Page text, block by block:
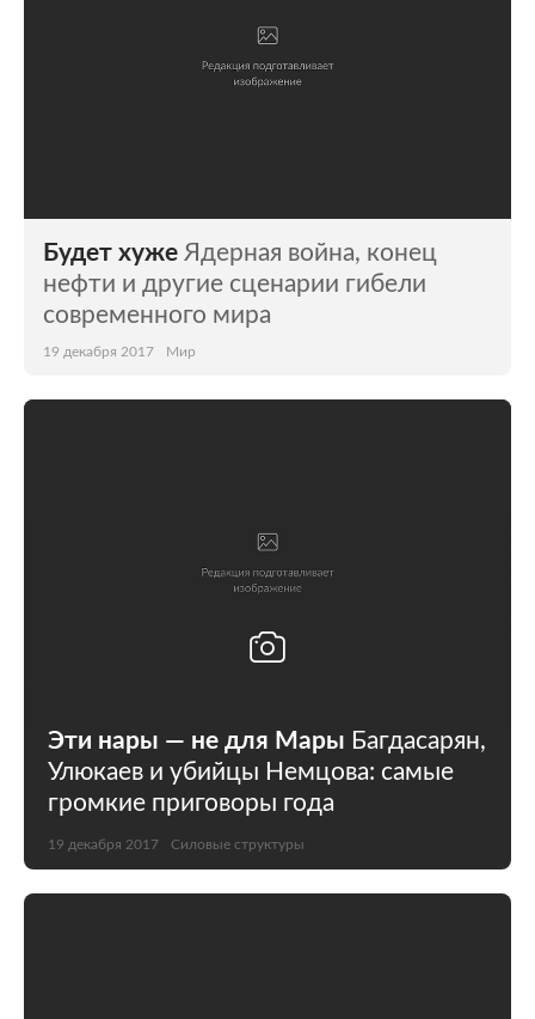
Путешествия
Будет хуже Ядерная война, конец
нефти и другие сценарии гибели
современного мира
19 декабря 2017 Мир
Эти нары — не для Мары Багдасарян,
Улюкаев и убийцы Немцова: самые
громкие приговоры года
19 декабря 2017 Силовые структуры